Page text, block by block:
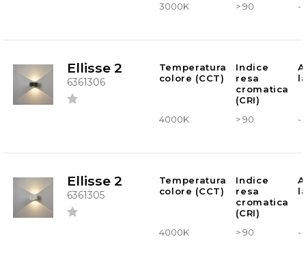
3000K > 90 -
Ellisse 2
6361306
Temperatura
colore (CCT)
Indice
resa
cromatica
(CRI)
4000K > 90 -
Ellisse 2
6361305
Temperatura
colore (CCT)
Indice
resa
cromatica
(CRI)
4000K > 90 -